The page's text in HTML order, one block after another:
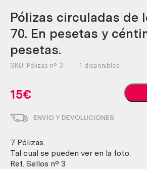
Pólizas circuladas de
70. En pesetas y
pesetas.
SKU: Pólizas nº 3 1 disponibles
15€
Pólizas
70.
ENVIO Y DEVOLUCIONES
7 Pólizas.
Tal cual se pueden ver en la foto.
Ref. Sellos nº 3